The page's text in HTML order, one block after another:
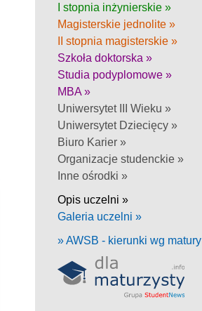
I stopnia inżynierskie »
Magisterskie jednolite »
II stopnia magisterskie »
Szkoła doktorska »
Studia podyplomowe »
MBA »
Uniwersytet III Wieku »
Uniwersytet Dziecięcy »
Biuro Karier »
Organizacje studenckie »
Inne ośrodki »
Opis uczelni »
Galeria uczelni »
» AWSB - kierunki wg matury